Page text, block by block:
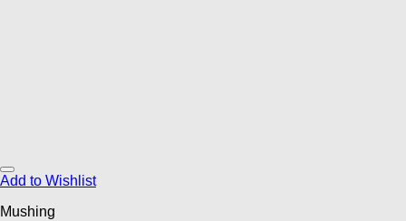
Add to Wishlist
Mushing